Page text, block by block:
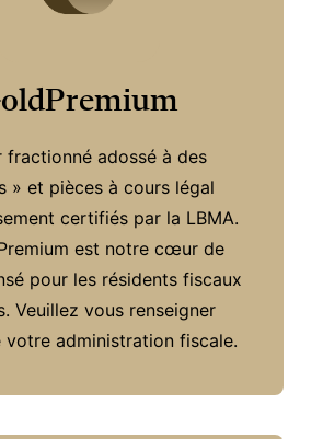
fractionné adossé à des
» et pièces à cours légal
certifiés par la LBMA.
est notre cœur de
pour les résidents fiscaux
Veuillez vous renseigner
votre administration fiscale.